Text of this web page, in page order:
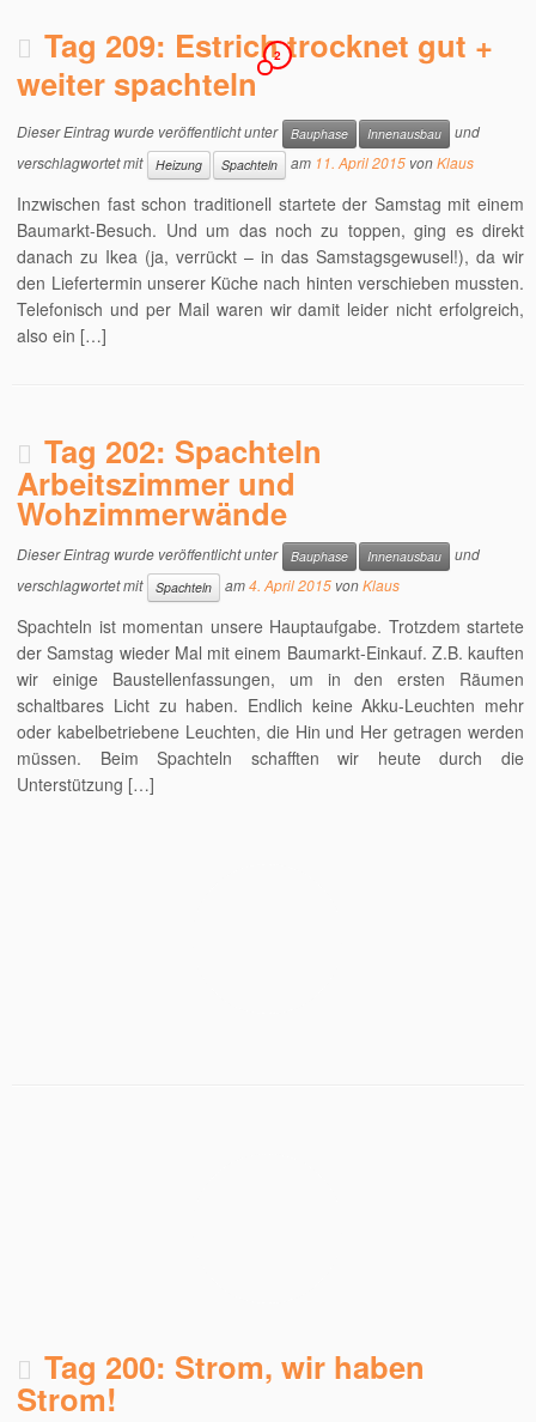
Tag 209: Estrich trocknet gut +
weiter spachteln
2
Dieser Eintrag wurde veröffentlicht unter Bauphase Innenausbau
und
verschlagwortet mit
Heizung Spachteln am 11. April 2015 vonKlaus
Inzwischen fast schon traditionell startete der Samstag mit einem
Baumarkt-Besuch. Und um das noch zu toppen, ging es direkt
danach zu Ikea (ja, verrückt – in das Samstagsgewusel!), da wir
den Liefertermin unserer Küche nach hinten verschieben mussten.
Telefonisch und per Mail waren wir damit leider nicht erfolgreich,
also ein […]
Tag 202: Spachteln
Arbeitszimmer und
Wohzimmerwände
Dieser Eintrag wurde veröffentlicht unter Bauphase Innenausbau
und
verschlagwortet mit
Spachteln am4. April 2015 vonKlaus
Spachteln ist momentan unsere Hauptaufgabe. Trotzdem startete
der Samstag wieder Mal mit einem Baumarkt-Einkauf. Z.B. kauften
wir einige Baustellenfassungen, um in den ersten Räumen
schaltbares Licht zu haben. Endlich keine Akku-Leuchten mehr
oder kabelbetriebene Leuchten, die Hin und Her getragen werden
müssen. Beim Spachteln schafften wir heute durch die
Unterstützung […]
Tag 200: Strom, wir haben
Strom!